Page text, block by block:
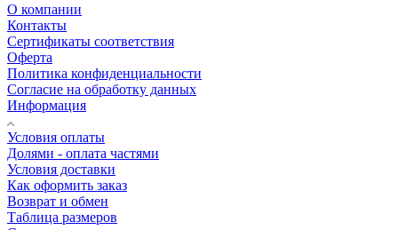
О компании
Контакты
Сертификаты соответствия
Оферта
Политика конфиденциальности
Согласие на обработку данных
Информация
Условия оплаты
Долями - оплата частями
Условия доставки
Как оформить заказ
Возврат и обмен
Таблица размеров